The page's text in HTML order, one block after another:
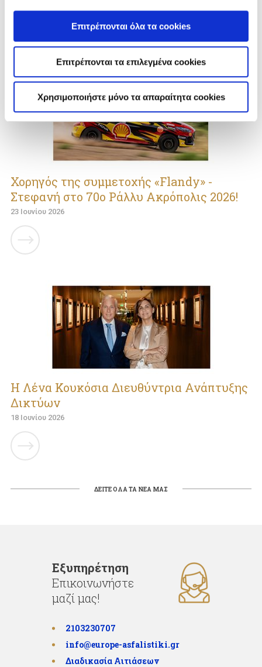
Επιτρέπονται όλα τα cookies
Επιτρέπονται τα επιλεγμένα cookies
Χρησιμοποιήστε μόνο τα απαραίτητα cookies
Χορηγός της συμμετοχής «Flandy» -
Στεφανή στο 70ο Ράλλυ Ακρόπολις 2026!
23 Ιουνίου 2026
Η Λένα Κουκόσια Διευθύντρια Ανάπτυξης
Δικτύων
18 Ιουνίου 2026
ΔΕΙΤΕ ΟΛΑ ΤΑ ΝΕΑ ΜΑΣ
Εξυπηρέτηση
Επικοινωνήστε
μαζί μας!
2103230707
info@europe-asfalistiki.gr
Διαδικασία Αιτιάσεων